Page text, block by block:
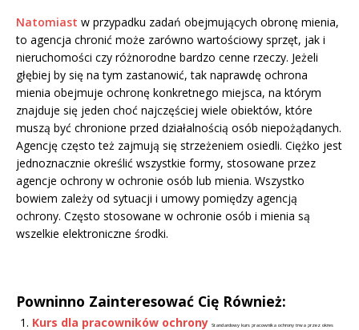
Natomiast w przypadku zadań obejmujących obronę mienia,
to agencja chronić może zarówno wartościowy sprzęt, jak i
nieruchomości czy różnorodne bardzo cenne rzeczy. Jeżeli
głębiej by się na tym zastanowić, tak naprawdę ochrona
mienia obejmuje ochronę konkretnego miejsca, na którym
znajduje się jeden choć najczęściej wiele obiektów, które
muszą być chronione przed działalnością osób niepożądanych.
Agencję często też zajmują się strzeżeniem osiedli. Ciężko jest
jednoznacznie określić wszystkie formy, stosowane przez
agencje ochrony w ochronie osób lub mienia. Wszystko
bowiem zależy od sytuacji i umowy pomiędzy agencją
ochrony. Często stosowane w ochronie osób i mienia są
wszelkie elektroniczne środki.
Powninno Zainteresować Cię Również:
Kurs dla pracowników ochrony Standardowy kurs pracownika ochrony trwa przez okres